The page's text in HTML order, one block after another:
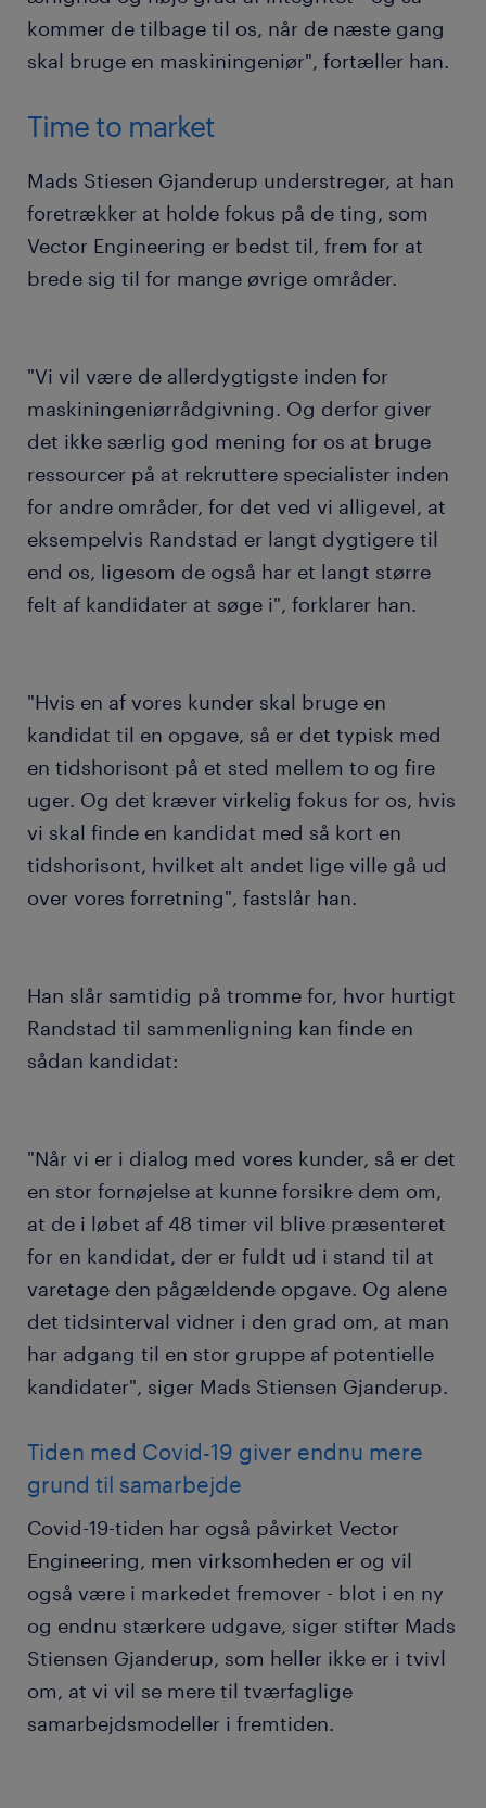
kommer de tilbage til os, når de næste gang
skal bruge en maskiningeniør", fortæller han.
Time to market
Mads Stiesen Gjanderup understreger, at han
foretrækker at holde fokus på de ting, som
Vector Engineering er bedst til, frem for at
brede sig til for mange øvrige områder.
"Vi vil være de allerdygtigste inden for
maskiningeniørrådgivning. Og derfor giver
det ikke særlig god mening for os at bruge
ressourcer på at rekruttere specialister inden
for andre områder, for det ved vi alligevel, at
eksempelvis Randstad er langt dygtigere til
end os, ligesom de også har et langt større
felt af kandidater at søge i", forklarer han.
"Hvis en af vores kunder skal bruge en
kandidat til en opgave, så er det typisk med
en tidshorisont på et sted mellem to og fire
uger. Og det kræver virkelig fokus for os, hvis
vi skal finde en kandidat med så kort en
tidshorisont, hvilket alt andet lige ville gå ud
over vores forretning", fastslår han.
Han slår samtidig på tromme for, hvor hurtigt
Randstad til sammenligning kan finde en
sådan kandidat:
"Når vi er i dialog med vores kunder, så er det
en stor fornøjelse at kunne forsikre dem om,
at de i løbet af 48 timer vil blive præsenteret
for en kandidat, der er fuldt ud i stand til at
varetage den pågældende opgave. Og alene
det tidsinterval vidner i den grad om, at man
har adgang til en stor gruppe af potentielle
kandidater", siger Mads Stiensen Gjanderup.
Tiden med Covid-19 giver endnu mere
grund til samarbejde
Covid-19-tiden har også påvirket Vector
Engineering, men virksomheden er og vil
også være i markedet fremover - blot i en ny
og endnu stærkere udgave, siger stifter Mads
Stiensen Gjanderup, som heller ikke er i tvivl
om, at vi vil se mere til tværfaglige
samarbejdsmodeller i fremtiden.